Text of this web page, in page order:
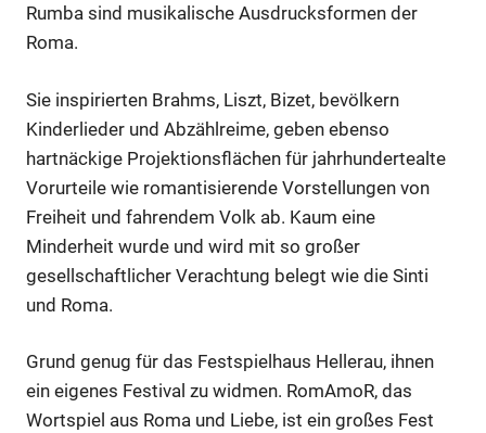
Rumba sind musikalische Ausdrucksformen der
Roma.
Sie inspirierten Brahms, Liszt, Bizet, bevölkern
Kinderlieder und Abzählreime, geben ebenso
hartnäckige Projektionsflächen für jahrhundertealte
Vorurteile wie romantisierende Vorstellungen von
Freiheit und fahrendem Volk ab. Kaum eine
Minderheit wurde und wird mit so großer
gesellschaftlicher Verachtung belegt wie die Sinti
und Roma.
Grund genug für das Festspielhaus Hellerau, ihnen
ein eigenes Festival zu widmen. RomAmoR, das
Wortspiel aus Roma und Liebe, ist ein großes Fest